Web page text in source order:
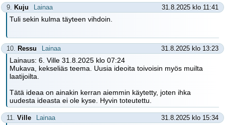
9. Kuju Lainaa 31.8.2025 klo 11:41
Tuli sekin kulma täyteen vihdoin.
10. Ressu Lainaa 31.8.2025 klo 13:23
Lainaus: 6. Ville 31.8.2025 klo 07:24
Mukava, kekseliäs teema. Uusia ideoita toivoisin myös muilta
laatijoilta.
Tätä ideaa on ainakin kerran aiemmin käytetty, joten ihka
uudesta ideasta ei ole kyse. Hyvin toteutettu.
11. Ville Lainaa 31.8.2025 klo 15:34